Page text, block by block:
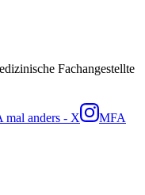
Fachangestellte
mal anders - X
MFA